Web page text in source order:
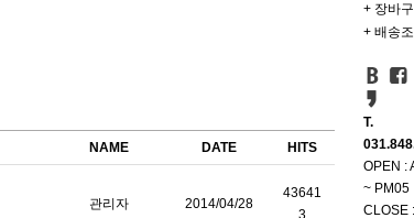
+ 장바
+ 배송
T.
OPEN :
~ PM05
CLOSE
NAME DATE HITS
관리자 2014/04/28
43641
3